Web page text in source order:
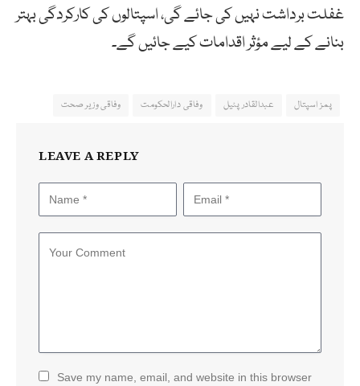
غفلت برداشت نہیں کی جائے گی، اسپتالوں کی کارکردگی بہتر
بنانے کے لیے مؤثر اقدامات کیے جائیں گے۔
پمز اسپتال عبدالقادر پٹیل وفاقی دارالحکومت وفاقی وزیر صحت
LEAVE A REPLY
Save my name, email, and website in this browser